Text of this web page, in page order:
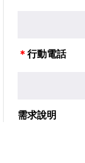
行動電話
需求說明